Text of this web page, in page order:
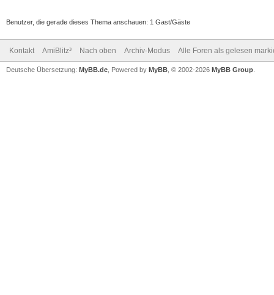
Benutzer, die gerade dieses Thema anschauen: 1 Gast/Gäste
Kontakt AmiBlitz³ Nach oben Archiv-Modus Alle Foren als gelesen
Deutsche Übersetzung: MyBB.de , Powered by MyBB , © 2002-2026 MyBB Group